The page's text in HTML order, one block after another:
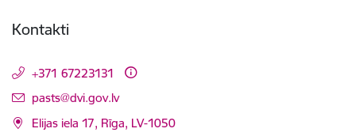
Kontakti
+371 67223131
E-pasts:
pasts@dvi.gov.lv
Elijas iela 17, Rīga, LV-1050